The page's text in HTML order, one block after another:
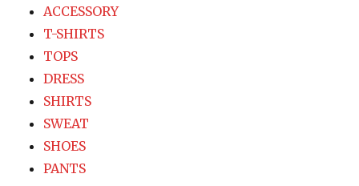
ACCESSORY
T-SHIRTS
TOPS
DRESS
SHIRTS
SWEAT
SHOES
PANTS